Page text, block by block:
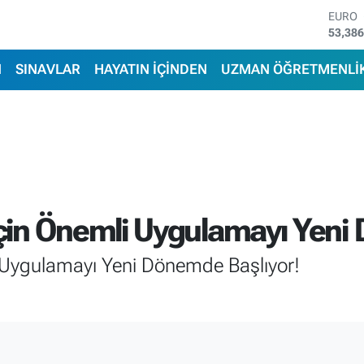
SINAVLAR HAYATIN İÇİNDEN UZMAN
Önemli Uygulamayı Yeni
Yeni Dönemde Başlıyor!